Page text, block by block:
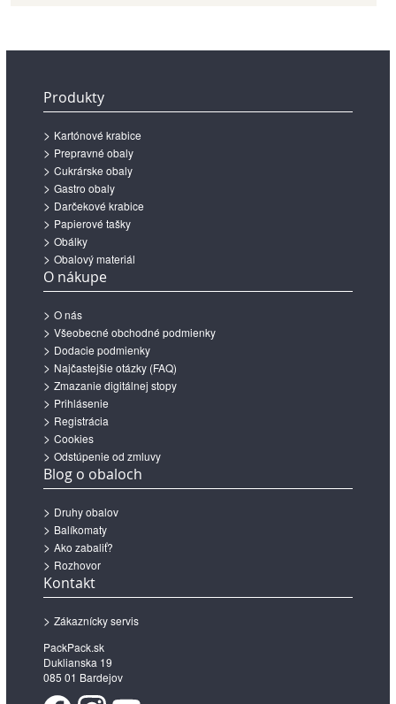
Produkty
Kartónové krabice
Prepravné obaly
Cukrárske obaly
Gastro obaly
Darčekové krabice
Papierové tašky
Obálky
Obalový materiál
O nákupe
O nás
Všeobecné obchodné podmienky
Dodacie podmienky
Najčastejšie otázky (FAQ)
Zmazanie digitálnej stopy
Prihlásenie
Registrácia
Cookies
Odstúpenie od zmluvy
Blog o obaloch
Druhy obalov
Balíkomaty
Ako zabaliť?
Rozhovor
Kontakt
Zákaznícky servis
PackPack.sk
Duklianska 19
085 01 Bardejov